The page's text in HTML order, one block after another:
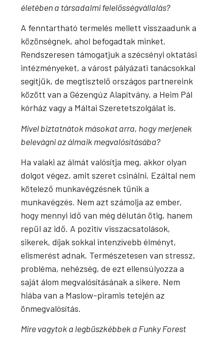
életében a társadalmi felelősségvállalás?
A fenntartható termelés mellett visszaadunk a
közönségnek, ahol befogadtak minket.
Rendszeresen támogatjuk a szécsényi oktatási
intézményeket, a várost pályázati tanácsokkal
segítjük, de megtisztelő országos partnereink
között van a Gézengúz Alapítvány, a Heim Pál
kórház vagy a Máltai Szeretetszolgálat is.
Mivel biztatnátok másokat arra, hogy merjenek
belevágni az álmaik megvalósításába?
Ha valaki az álmát valósítja meg, akkor olyan
dolgot végez, amit szeret csinálni. Ezáltal nem
kötelező munkavégzésnek tűnik a
munkavégzés. Nem azt számolja az ember,
hogy mennyi idő van még délután ötig, hanem
repül az idő. A pozitív visszacsatolások,
sikerek, díjak sokkal intenzívebb élményt,
elismerést adnak. Természetesen van stressz,
probléma, nehézség, de ezt ellensúlyozza a
saját álom megvalósításának a sikere. Nem
hiába van a Maslow-piramis tetején az
önmegvalósítás.
Mire vagytok a legbüszkébbek a Funky Forest